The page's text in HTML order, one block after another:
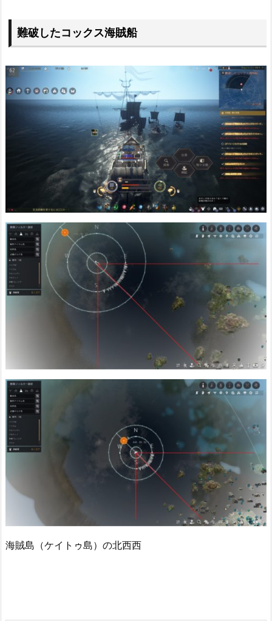
難破したコックス海賊船
海賊島（ケイトゥ島）の北西西